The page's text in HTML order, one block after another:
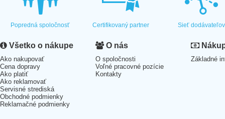
Popredná spoločnosť Certifikovaný partner Sieť dodávateľov
Všetko o nákupe
Ako nakupovať
Cena dopravy
Ako platiť
Ako reklamovať
Servisné strediská
Obchodné podmienky
Reklamačné podmienky
O nás
O spoločnosti
Voľné pracovné pozície
Kontakty
Základné